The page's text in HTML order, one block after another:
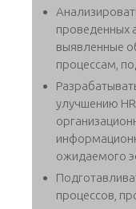
проведенных
выявленные
процессам,
улучшению
ожидаемого
процессов,